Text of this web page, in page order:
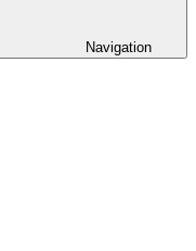
Navigation